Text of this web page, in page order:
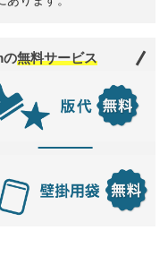
の無料サービス